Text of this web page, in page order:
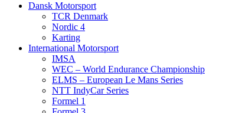
Dansk Motorsport
TCR Denmark
Nordic 4
Karting
International Motorsport
IMSA
WEC – World Endurance Championship
ELMS – European Le Mans Series
NTT IndyCar Series
Formel 1